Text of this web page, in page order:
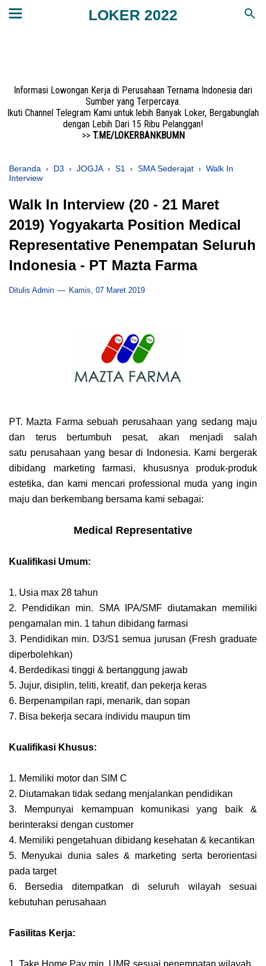
LOKER 2022
Informasi Lowongan Kerja di Perusahaan Ternama Indonesia dari
Sumber yang Terpercaya.
Ikuti Channel Telegram Kami untuk lebih Banyak Loker, Bergabunglah
dengan Lebih Dari 15 Ribu Pelanggan!
>>T.ME/LOKERBANKBUMN
Beranda › D3 › JOGJA › S1 › SMA Sederajat › Walk In
Interview
Walk In Interview (20 - 21 Maret
2019) Yogyakarta Position Medical
Representative Penempatan Seluruh
Indonesia - PT Mazta Farma
Ditulis Admin Kamis, 07 Maret 2019
PT. Mazta Farma sebuah perusahaan yang sedang maju
dan terus bertumbuh pesat, akan menjadi salah
satu perusahaan yang besar di Indonesia. Kami bergerak
dibidang marketing farmasi, khususnya produk-produk
estetika, dan kami mencari professional muda yang ingin
maju dan berkembang bersama kami sebagai:
Medical Representative
Kualifikasi Umum:
1. Usia max 28 tahun
2. Pendidikan min. SMA IPA/SMF diutamakan memiliki
pengamalan min. 1 tahun dibidang farmasi
3. Pendidikan min. D3/S1 semua jurusan (Fresh graduate
diperbolehkan)
4. Berdedikasi tinggi & bertanggung jawab
5. Jujur, disiplin, teliti, kreatif, dan pekerja keras
6. Berpenampilan rapi, menarik, dan sopan
7. Bisa bekerja secara individu maupun tim
Kualifikasi Khusus:
1. Memiliki motor dan SIM C
2. Diutamakan tidak sedang menjalankan pendidikan
3. Mempunyai kemampuan komunikasi yang baik &
berinteraksi dengan customer
4. Memiliki pengetahuan dibidang kesehatan & kecantikan
5. Menyukai dunia sales & marketing serta berorientasi
pada target
6. Bersedia ditempatkan di seluruh wilayah sesuai
kebutuhan perusahaan
Fasilitas Kerja:
1. Take Home Pay min. UMR sesuai penempatan wilayah